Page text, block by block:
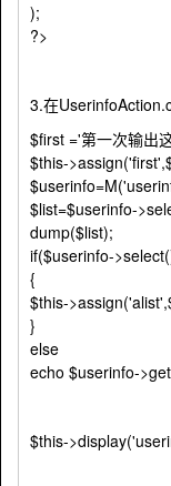
);
?>
3.在
$first ='第一次输出
$this-
$list=$userinfo-
dump($list);
if($userinfo-
{
$this-
}
else
echo $userinfo-
$this-